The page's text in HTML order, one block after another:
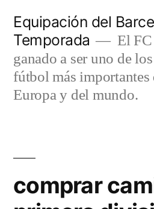
contenido
Equipación del
Temporada
El
ganado a ser uno de
fútbol más importantes
Europa y del mundo.
comprar